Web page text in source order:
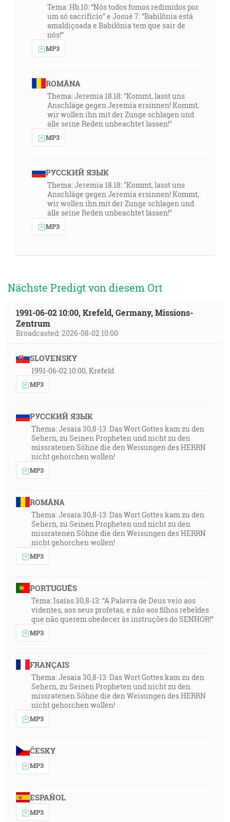
Tema: Hb.10: “Nós todos fomos redimidos por
um só sacrifício” e Josué 7: “Babilônia está
amaldiçoada e Babilônia tem que sair de
nós!”
MP3
ROMÂNA
Thema: Jeremia 18.18: "Kommt, lasst uns
Anschläge gegen Jeremia ersinnen! Kommt,
wir wollen ihn mit der Zunge schlagen und
alle seine Reden unbeachtet lassen!"
MP3
РУССКИЙ ЯЗЫК
Thema: Jeremia 18.18: "Kommt, lasst uns
Anschläge gegen Jeremia ersinnen! Kommt,
wir wollen ihn mit der Zunge schlagen und
alle seine Reden unbeachtet lassen!"
MP3
Nächste Predigt von diesem Ort
1991-06-02 10:00, Krefeld, Germany, Missions-
Zentrum
Broadcasted: 2026-08-02 10:00
SLOVENSKY
1991-06-02 10:00, Krefeld
MP3
РУССКИЙ ЯЗЫК
Thema: Jesaia 30,8-13: Das Wort Gottes kam zu den
Sehern, zu Seinen Propheten und nicht zu den
missratenen Söhne die den Weisungen des HERRN
nicht gehorchen wollen!
MP3
ROMÂNA
Thema: Jesaia 30,8-13: Das Wort Gottes kam zu den
Sehern, zu Seinen Propheten und nicht zu den
missratenen Söhne die den Weisungen des HERRN
nicht gehorchen wollen!
MP3
PORTUGUÊS
Tema: Isaías 30,8-13: “A Palavra de Deus veio aos
videntes, aos seus profetas, e não aos filhos rebeldes
que não querem obedecer às instruções do SENHOR!”
MP3
FRANÇAIS
Thema: Jesaia 30,8-13: Das Wort Gottes kam zu den
Sehern, zu Seinen Propheten und nicht zu den
missratenen Söhne die den Weisungen des HERRN
nicht gehorchen wollen!
MP3
ČESKY
MP3
ESPAÑOL
MP3